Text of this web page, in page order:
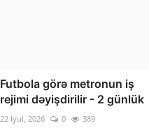
Futbola görə metronun iş
rejimi dəyişdirilir - 2 günlük
22 İyul, 2026 0 389